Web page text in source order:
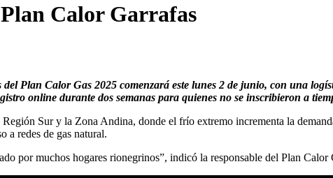
Calor Garrafas
Plan Calor Gas 2025 comenzará este lunes 2 de junio, con una
online durante dos semanas para quienes no se inscribieron a
Sur y la Zona Andina, donde el frío extremo incrementa la
a redes de gas natural.
por muchos hogares rionegrinos”, indicó la responsable del Plan Calor